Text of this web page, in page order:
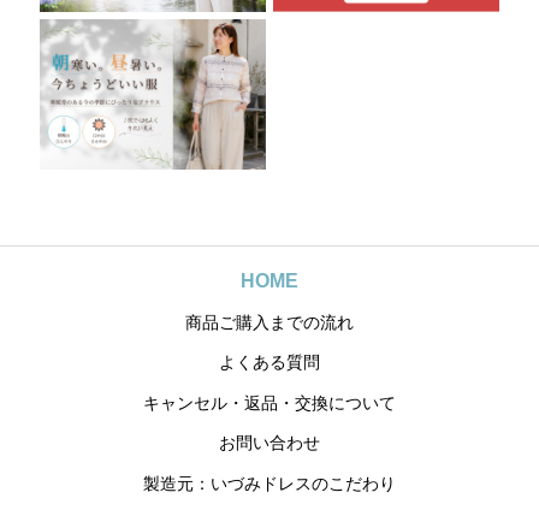
HOME
商品ご購入までの流れ
よくある質問
キャンセル・返品・交換について
お問い合わせ
製造元：いづみドレスのこだわり